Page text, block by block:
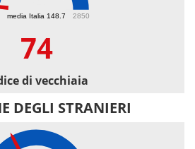
media Italia 148.7 2850
74
di vecchiaia
DEGLI STRANIERI